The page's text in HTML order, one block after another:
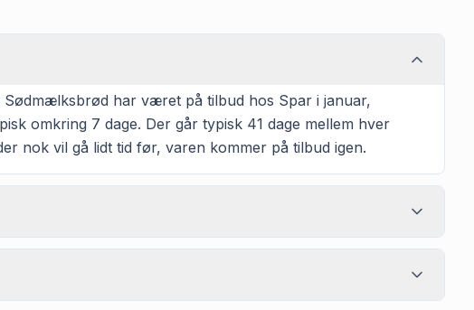
Sødmælksbrød har været på tilbud hos Spar i januar,
omkring 7 dage. Der går typisk 41 dage mellem hver
nok vil gå lidt tid før, varen kommer på tilbud igen.